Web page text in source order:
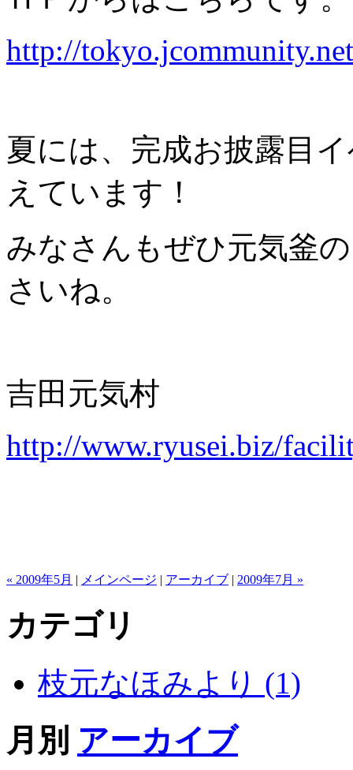
http://
夏には、完成お披露目
えています！
みなさんもぜひ元気釜
さいね。
吉田元気村
http://www.ryusei.biz/
« 2009年5月 | メインページ | アーカイブ | 2009年7月 »
カテゴリ
枝元なほみより (1)
月別 アーカイブ